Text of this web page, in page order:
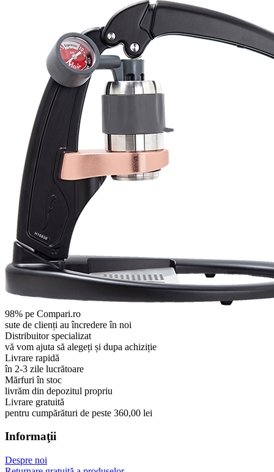
98% pe Compari.ro
sute de clienți au încredere în noi
Distribuitor specializat
vă vom ajuta să alegeți și dupa achiziție
Livrare rapidă
în 2-3 zile lucrătoare
Mărfuri în stoc
livrăm din depozitul propriu
Livrare gratuită
pentru cumpărături de peste 360,00 lei
Informaţii
Despre noi